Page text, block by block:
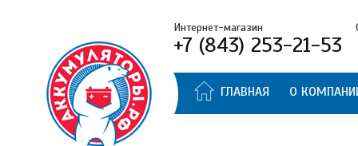
Интернет-магазин
+7 (843) 253-21-53
ГЛАВНАЯ О